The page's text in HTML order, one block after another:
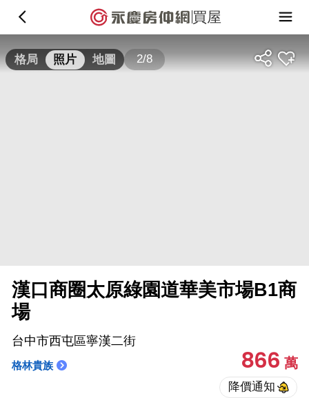
買屋
格局 照片 地圖 2/8
漢口商圈太原綠園道華美市場B1商
場
台中市西屯區寧漢二街
格林貴族 866萬